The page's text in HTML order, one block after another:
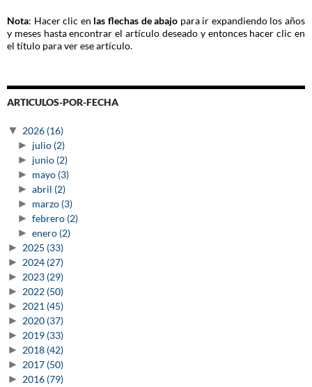
Nota: Hacer clic en las flechas de abajo para ir expandiendo los años
y meses hasta encontrar el artículo deseado y entonces hacer clic en
el título para ver ese artículo.
ARTICULOS-POR-FECHA
▼ 2026 (16)
► julio (2)
► junio (2)
► mayo (3)
► abril (2)
► marzo (3)
► febrero (2)
► enero (2)
► 2025 (33)
► 2024 (27)
► 2023 (29)
► 2022 (50)
► 2021 (45)
► 2020 (37)
► 2019 (33)
► 2018 (42)
► 2017 (50)
► 2016 (79)